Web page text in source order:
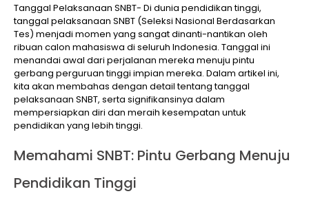
Tanggal Pelaksanaan SNBT- Di dunia pendidikan tinggi,
tanggal pelaksanaan SNBT (Seleksi Nasional Berdasarkan
Tes) menjadi momen yang sangat dinanti-nantikan oleh
ribuan calon mahasiswa di seluruh Indonesia. Tanggal ini
menandai awal dari perjalanan mereka menuju pintu
gerbang perguruan tinggi impian mereka. Dalam artikel ini,
kita akan membahas dengan detail tentang tanggal
pelaksanaan SNBT, serta signifikansinya dalam
mempersiapkan diri dan meraih kesempatan untuk
pendidikan yang lebih tinggi.
Memahami SNBT: Pintu Gerbang Menuju
Pendidikan Tinggi